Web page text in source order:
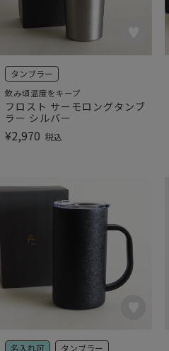
タンブラー
飲み頃温度をキープ
フロスト サーモロングタンブ
ラー シルバー
¥2,970 税込
名入れ可 タンブラー